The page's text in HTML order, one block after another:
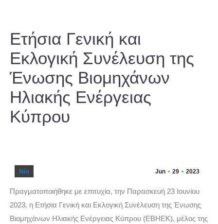
Ετήσια Γενική και
Εκλογική Συνέλευση της
Ένωσης Βιομηχάνων
Ηλιακής Ενέργειας
Κύπρου
Jun 29 2023
Νέα
Πραγματοποιήθηκε με επιτυχία, την Παρασκευή 23 Ιουνίου
2023, η Ετήσια Γενική και Εκλογική Συνέλευση της Ένωσης
Βιομηχάνων Ηλιακής Ενέργειας Κύπρου (ΕΒΗΕΚ), μέλος της